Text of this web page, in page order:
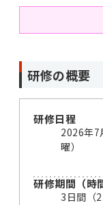
研修の概要
研修日程
2026年7
曜）
研修期間（時
3日間（